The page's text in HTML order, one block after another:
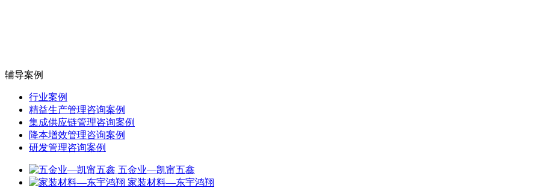
辅导案例
行业案例
精益生产管理咨询案例
集成供应链管理咨询案例
降本增效管理咨询案例
研发管理咨询案例
五金业—凯甯五鑫
家装材料—东宇鸿翔